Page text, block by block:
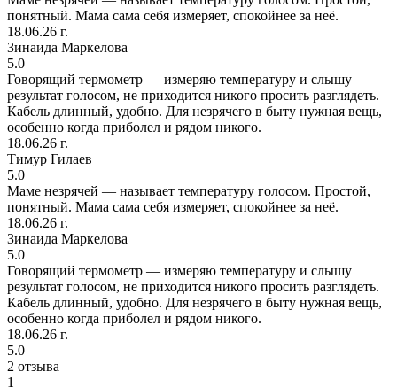
понятный. Мама сама себя измеряет, спокойнее за неё.
18.06.26 г.
Зинаида Маркелова
5.0
Говорящий термометр — измеряю температуру и слышу
результат голосом, не приходится никого просить разглядеть.
Кабель длинный, удобно. Для незрячего в быту нужная вещь,
особенно когда приболел и рядом никого.
18.06.26 г.
Тимур Гилаев
5.0
Маме незрячей — называет температуру голосом. Простой,
понятный. Мама сама себя измеряет, спокойнее за неё.
18.06.26 г.
Зинаида Маркелова
5.0
Говорящий термометр — измеряю температуру и слышу
результат голосом, не приходится никого просить разглядеть.
Кабель длинный, удобно. Для незрячего в быту нужная вещь,
особенно когда приболел и рядом никого.
18.06.26 г.
5.0
2 отзыва
1